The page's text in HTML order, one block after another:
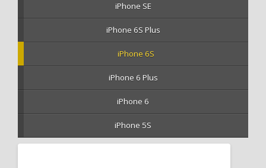
iPhone SE
iPhone 6S Plus
iPhone 6S
iPhone 6 Plus
iPhone 6
iPhone 5S